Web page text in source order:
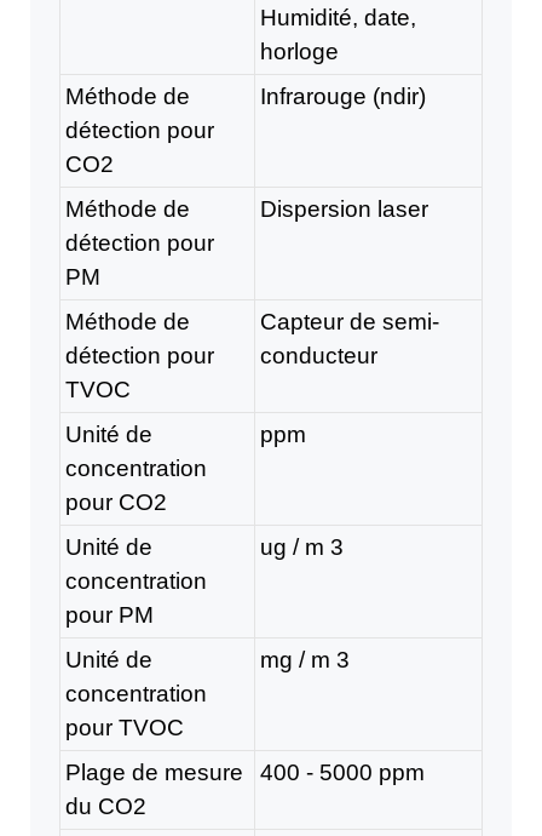
Humidité, date,
horloge
Méthode de
détection pour
CO2
Infrarouge (ndir)
Méthode de
détection pour
PM
Dispersion laser
Méthode de
détection pour
TVOC
Capteur de semi-
conducteur
Unité de
concentration
pour CO2
ppm
Unité de
concentration
pour PM
ug / m 3
Unité de
concentration
pour TVOC
mg / m 3
Plage de mesure
du CO2
400 - 5000 ppm